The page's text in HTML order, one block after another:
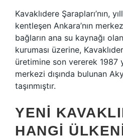
Kavaklıdere Şarapları’nın,
kentleşen Ankara’nın
bağların ana su kaynağı
kuruması üzerine,
üretimine son vererek 1987
merkezi dışında bulunan
taşınmıştır.
YENI
HANGI